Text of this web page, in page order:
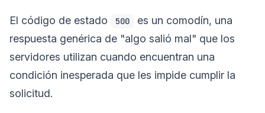
El código de estado 500
es un comodín, una
respuesta genérica de "algo salió mal" que los
servidores utilizan cuando encuentran una
condición inesperada que les impide cumplir la
solicitud.